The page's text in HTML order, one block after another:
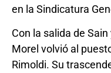
en la Sindicatura
Con la salida de
Morel volvió al
Rimoldi. Su